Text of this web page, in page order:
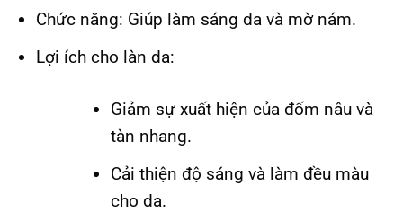
Chức năng: Giúp làm sáng da và mờ nám.
Lợi ích cho làn da:
Giảm sự xuất hiện của đốm nâu và
tàn nhang.
Cải thiện độ sáng và làm đều màu
cho da.